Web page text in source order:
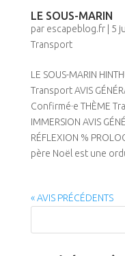
LE SOUS-MARIN
par escapeblog.fr| 5
Transport
LE SOUS-MARIN
Transport AVIS
Confirmé·e THÈME
IMMERSION AVIS
RÉFLEXION %
père Noël est une
« AVIS PRÉCÉDENTS